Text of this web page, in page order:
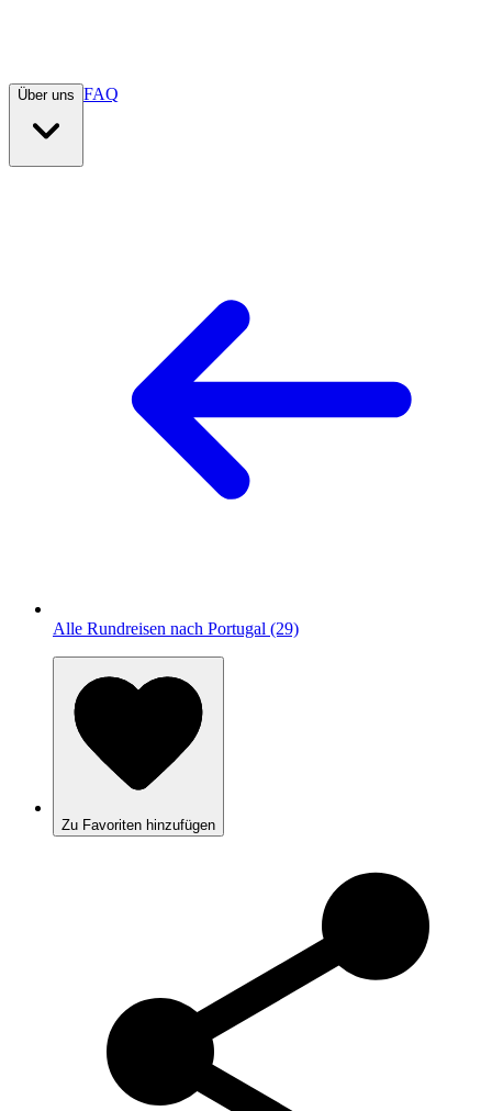
Über uns FAQ
Alle Rundreisen nach Portugal (29)
Zu Favoriten hinzufügen